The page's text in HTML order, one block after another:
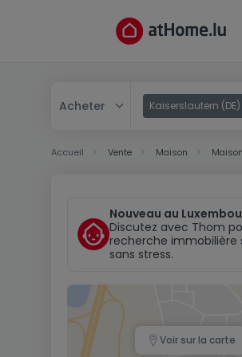
Acheter Kaiserslautern (DE)
Accueil Vente Maison
Nouveau au
Discutez avec Thom
recherche immobilière
sans stress.
Voir sur la carte